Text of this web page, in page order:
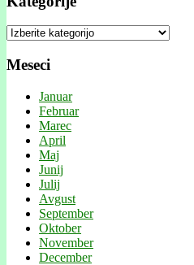
Kategorije
Meseci
Januar
Februar
Marec
April
Maj
Junij
Julij
Avgust
September
Oktober
November
December